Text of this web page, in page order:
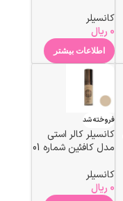
کانسیلر
0 ریال
اطلاعات بیشتر
فروخته شد
کانسیلر کالر استی
مدل کافئین شماره 01
کانسیلر
0 ریال